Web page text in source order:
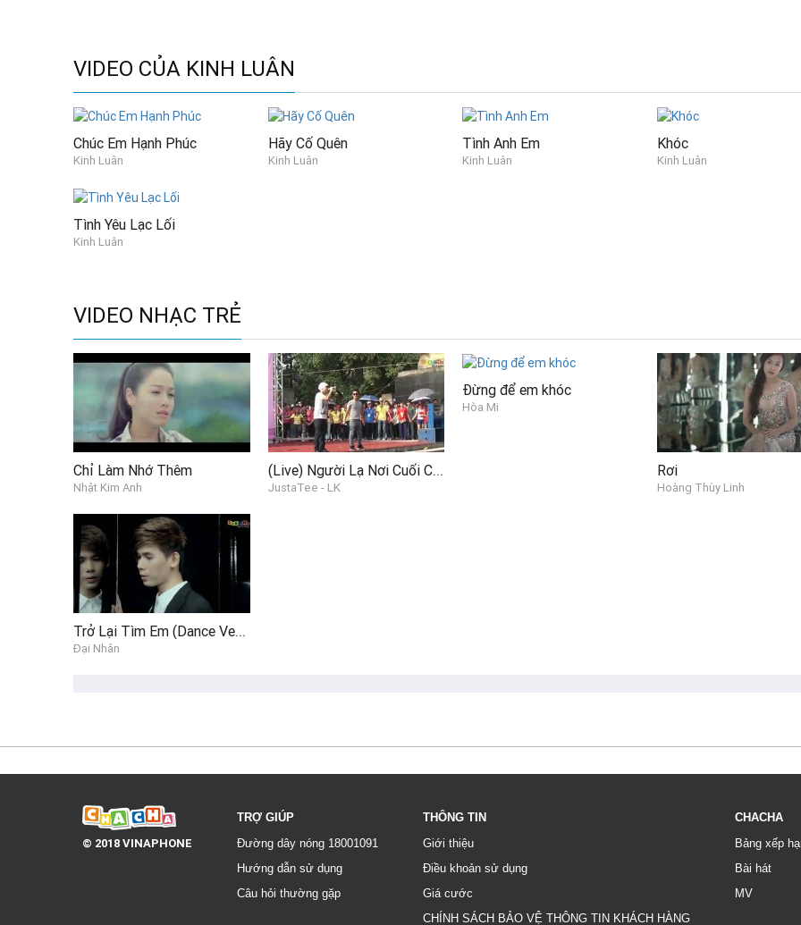
VIDEO CỦA KINH LUÂN
Chúc Em Hạnh Phúc
Kinh Luân
Hãy Cố Quên
Kinh Luân
Tình Anh Em
Kinh Luân
Khóc
Kinh Luân
Tình Yêu Lạc Lối
Kinh Luân
VIDEO NHẠC TRẺ
Chỉ Làm Nhớ Thêm
Nhật Kim Anh
(Live) Người Lạ Nơi Cuối Con Đường
JustaTee - LK
Đừng để em khóc
Hòa Mi
Rơi
Hoàng Thùy Linh
Trở Lại Tìm Em (Dance Version)
Đại Nhân
© 2018 VINAPHONE
TRỢ GIÚP
Đường dây nóng 18001091
Hướng dẫn sử dụng
Câu hỏi thường gặp
THÔNG TIN
Giới thiệu
Điều khoản sử dụng
Giá cước
CHÍNH SÁCH BẢO VỆ THÔNG TIN KHÁCH HÀNG
CHACHA
Bảng xếp
Bài hát
MV